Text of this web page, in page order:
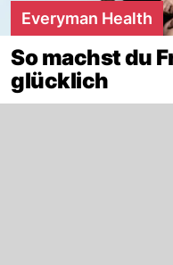
Everyman Health
So machst du
glücklich